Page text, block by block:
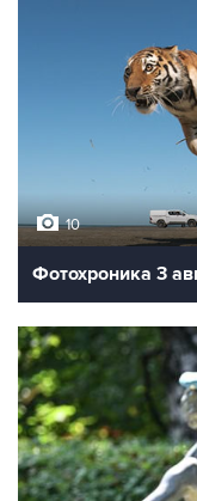
10
Фотохроника 3